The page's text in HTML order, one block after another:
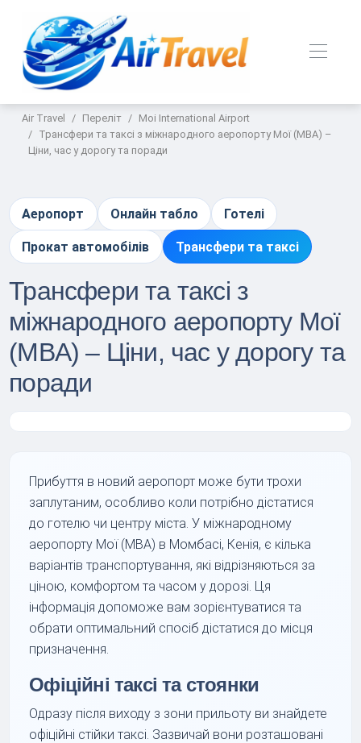
Air Travel Переліт
Moi International Airport
Трансфери та таксі з міжнародного аеропорту Мої (MBA) –
Ціни, час у дорогу та поради
Аеропорт Онлайн табло Готелі
Прокат автомобілів Трансфери та таксі
Трансфери та таксі з
міжнародного аеропорту Мої
(MBA) – Ціни, час у дорогу та
поради
Прибуття в новий аеропорт може бути трохи
заплутаним, особливо коли потрібно дістатися
до готелю чи центру міста. У міжнародному
аеропорту Мої (MBA) в Момбасі, Кенія, є кілька
варіантів транспортування, які відрізняються за
ціною, комфортом та часом у дорозі. Ця
інформація допоможе вам зорієнтуватися та
обрати оптимальний спосіб дістатися до місця
призначення.
Офіційні таксі та стоянки
Одразу після виходу з зони прильоту ви знайдете
офіційні стійки таксі. Зазвичай вони розташовані